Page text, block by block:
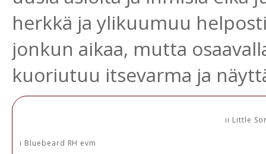
herkkä ja ylikuumuu
jonkun aikaa, mutta
kuoriutuu itsevarma ja
i Bluebeard RH evm
ii Little